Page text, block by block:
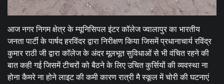
आज नगर निगम क्षेत्र के म्यूनिसिपल इंटर कॉलेज ज्वालापुर का भारतीय
जनता पार्टी के पार्षद हरविंदर द्वारा निरीक्षण किया जिसमें प्रधानाचार्य रविंद्र
कुमार राठी जी द्वारा कॉलेज के अंदर मूलभूत सुविधाओं से भी वंचित रहने की
बात कही गई जिसमें टीचरों को बैठने के लिए उचित कुर्सियों की व्यवस्था ना
होना कैमरे ना होने लाइट की कमी कारण रात्री मै स्कूल में चोरी की घटनाएं